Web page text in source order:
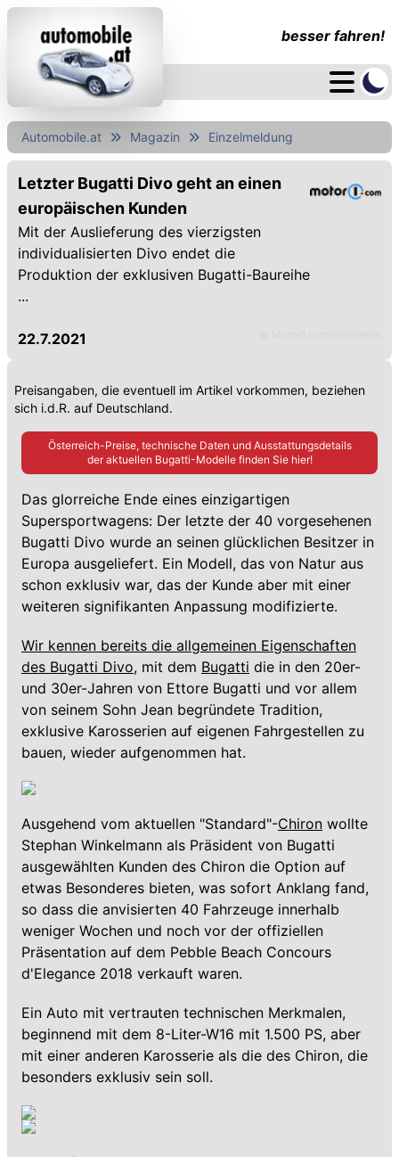
besser fahren!
Automobile.at Magazin Einzelmeldung
Letzter Bugatti Divo geht an einen
europäischen Kunden
Mit der Auslieferung des vierzigsten
individualisierten Divo endet die
Produktion der exklusiven Bugatti-Baureihe
...
22.7.2021
Preisangaben, die eventuell im Artikel vorkommen, beziehen
sich i.d.R. auf Deutschland.
Österreich-Preise, technische Daten und Ausstattungsdetails
der aktuellen Bugatti-Modelle finden Sie hier!
Das glorreiche Ende eines einzigartigen
Supersportwagens: Der letzte der 40 vorgesehenen
Bugatti Divo wurde an seinen glücklichen Besitzer in
Europa ausgeliefert. Ein Modell, das von Natur aus
schon exklusiv war, das der Kunde aber mit einer
weiteren signifikanten Anpassung modifizierte.
Wir kennen bereits die allgemeinen Eigenschaften
des Bugatti Divo, mit dem Bugatti die in den 20er-
und 30er-Jahren von Ettore Bugatti und vor allem
von seinem Sohn Jean begründete Tradition,
exklusive Karosserien auf eigenen Fahrgestellen zu
bauen, wieder aufgenommen hat.
Ausgehend vom aktuellen "Standard"-Chiron wollte
Stephan Winkelmann als Präsident von Bugatti
ausgewählten Kunden des Chiron die Option auf
etwas Besonderes bieten, was sofort Anklang fand,
so dass die anvisierten 40 Fahrzeuge innerhalb
weniger Wochen und noch vor der offiziellen
Präsentation auf dem Pebble Beach Concours
d'Elegance 2018 verkauft waren.
Ein Auto mit vertrauten technischen Merkmalen,
beginnend mit dem 8-Liter-W16 mit 1.500 PS, aber
mit einer anderen Karosserie als die des Chiron, die
besonders exklusiv sein soll.